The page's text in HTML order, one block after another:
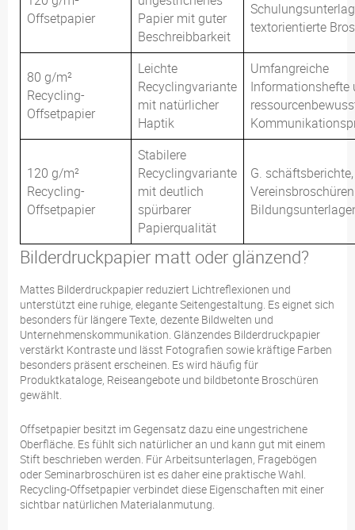
Offsetpapier
Papier mit guter
Beschreibbarkeit
textorientierte
80 g/m²
Recycling-
Offsetpapier
Leichte
Recyclingvariante
mit natürlicher
Haptik
Umfangreiche
Informationshefte
120 g/m²
Recycling-
Offsetpapier
Stabilere
Recyclingvariante
mit deutlich
spürbarer
Papierqualität
G. schäftsberichte,
Bilderdruckpapier matt oder glänzend?
Mattes Bilderdruckpapier reduziert Lichtreflexionen und
unterstützt eine ruhige, elegante Seitengestaltung. Es eignet sich
besonders für längere Texte, dezente Bildwelten und
Unternehmenskommunikation. Glänzendes Bilderdruckpapier
verstärkt Kontraste und lässt Fotografien sowie kräftige Farben
besonders präsent erscheinen. Es wird häufig für
Produktkataloge, Reiseangebote und bildbetonte Broschüren
gewählt.
Offsetpapier besitzt im Gegensatz dazu eine ungestrichene
Oberfläche. Es fühlt sich natürlicher an und kann gut mit einem
Stift beschrieben werden. Für Arbeitsunterlagen, Fragebögen
oder Seminarbroschüren ist es daher eine praktische Wahl.
Recycling-Offsetpapier verbindet diese Eigenschaften mit einer
sichtbar natürlichen Materialanmutung.